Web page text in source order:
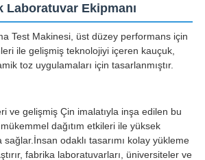
Laboratuvar Ekipmanı
Test Makinesi, üst düzey performans için
ile gelişmiş teknolojiyi içeren kauçuk,
toz uygulamaları için tasarlanmıştır.
ve gelişmiş Çin imalatıyla inşa edilen bu
dağıtım etkileri ile yüksek
sağlar.İnsan odaklı tasarımı kolay yükleme
fabrika laboratuvarları, üniversiteler ve